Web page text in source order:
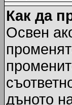
Как да
Освен
дъното